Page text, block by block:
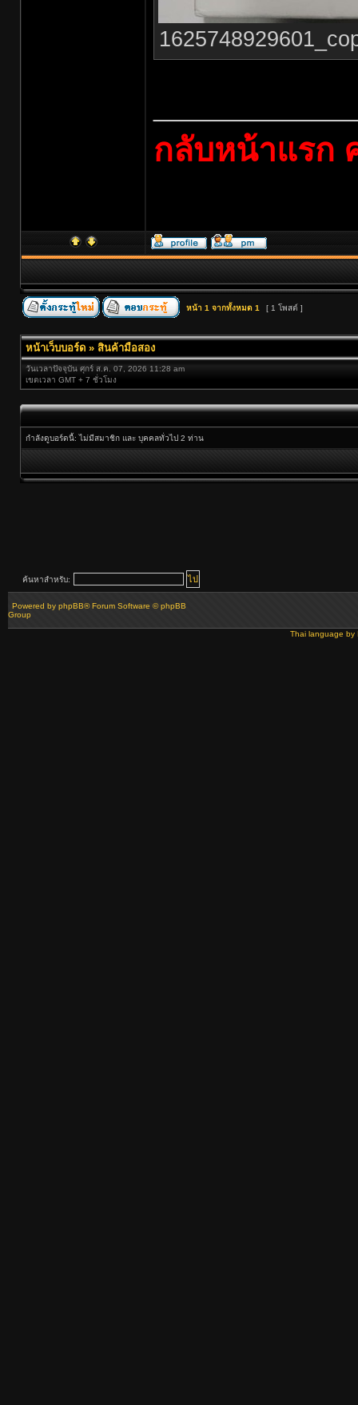
กลับหน้าแรก
หน้า 1 จากทั้งหมด 1 [ 1 โพสต์ ]
หน้าเว็บบอร์ด » สินค้ามือสอง
วันเวลาปัจจุบัน ศุกร์ ส.ค. 07, 2026 11:28 am
เขตเวลา GMT + 7 ชั่วโมง
กำลังดูบอร์ดนี้: ไม่มีสมาชิก และ บุคคลทั่วไป 2 ท่าน
ค้นหาสำหรับ:
Powered by phpBB® Forum Software © phpBB
Group
Thai language by